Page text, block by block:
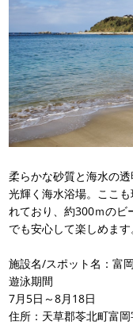
柔らかな砂質と海水の
光輝く海水浴場。ここ
れており、約300ｍのビ
でも安心して楽しめます
施設名/スポット名：富
遊泳期間
7月5日～8月18日
住所：天草郡苓北町富